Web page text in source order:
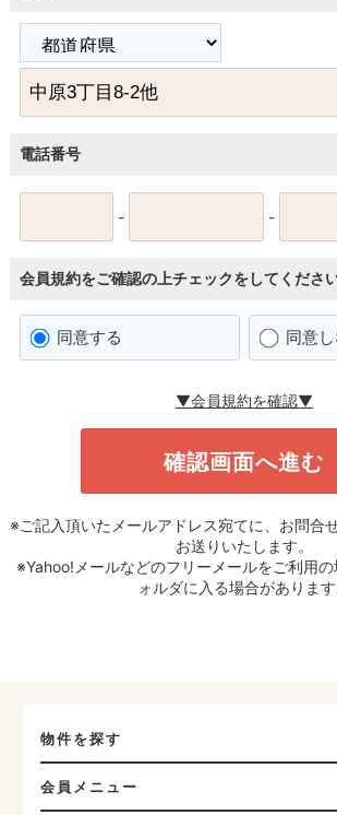
電話番号
- -
会員規約をご確認の上チェックをしてくださ
同意する 同意
▼会員規約を確認▼
※ご記入頂いたメールアドレス宛てに、お問合
お送りいたします。
※Yahoo!メールなどのフリーメールをご利用
ォルダに入る場合があります
物件を探す
会員メニュー